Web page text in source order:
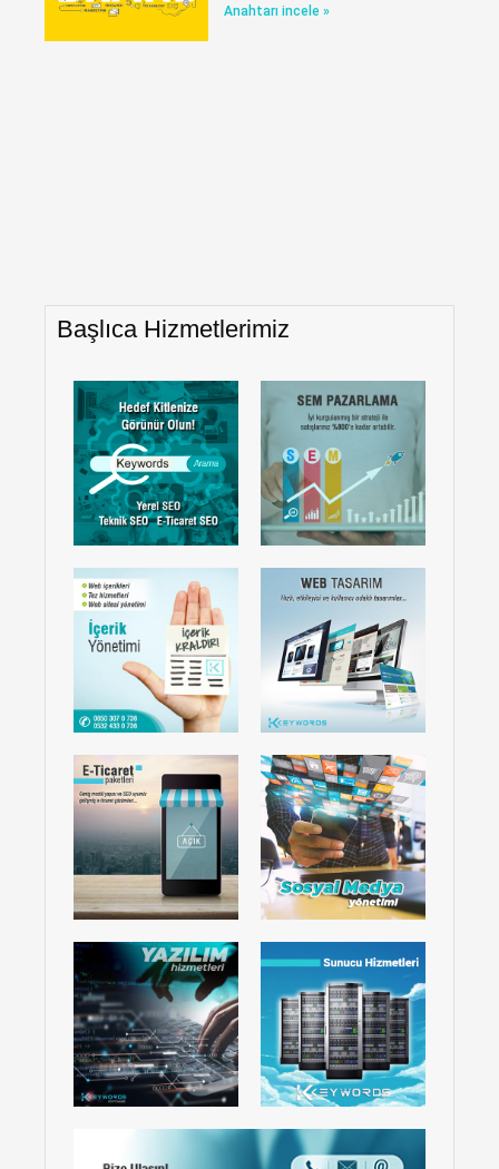
Anahtarı incele »
Başlıca Hizmetlerimiz